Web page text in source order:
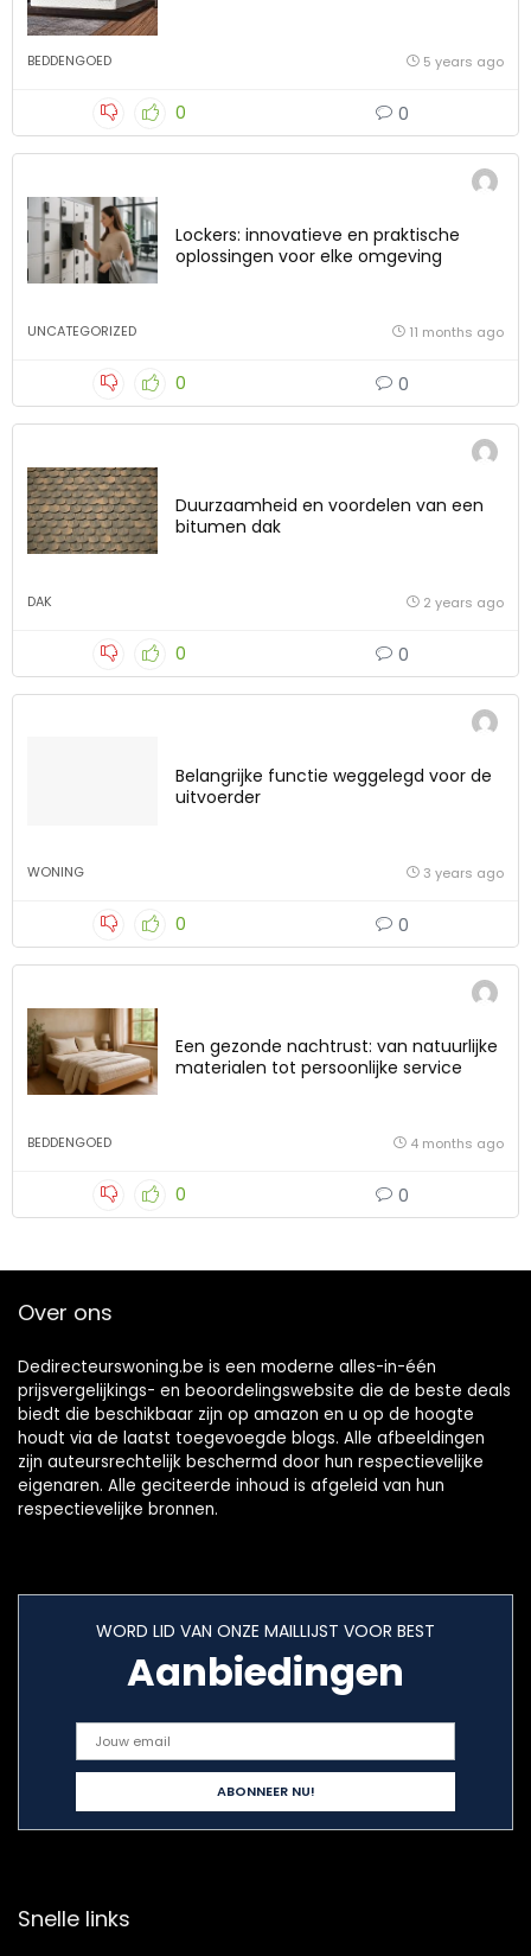
BEDDENGOED 5 years ago
0 0
Lockers: innovatieve en praktische
oplossingen voor elke omgeving
UNCATEGORIZED 11 months ago
0 0
Duurzaamheid en voordelen van een
bitumen dak
DAK 2 years ago
0 0
Belangrijke functie weggelegd voor de
uitvoerder
WONING 3 years ago
0 0
Een gezonde nachtrust: van natuurlijke
materialen tot persoonlijke service
BEDDENGOED 4 months ago
0 0
Over ons
Dedirecteurswoning.be is een moderne alles-in-één
prijsvergelijkings- en beoordelingswebsite die de beste deals
biedt die beschikbaar zijn op amazon en u op de hoogte
houdt via de laatst toegevoegde blogs. Alle afbeeldingen
zijn auteursrechtelijk beschermd door hun respectievelijke
eigenaren. Alle geciteerde inhoud is afgeleid van hun
respectievelijke bronnen.
WORD LID VAN ONZE MAILLIJST VOOR BEST
Aanbiedingen
Snelle links